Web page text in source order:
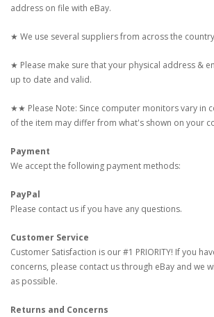
address on file with eBay.
★ We use several suppliers from across the
★ Please make sure that your physical address &
up to date and valid.
★★ Please Note: Since computer monitors vary in
of the item may differ from what's shown on your
Payment
We accept the following payment methods:
PayPal
Please contact us if you have any questions.
Customer Service
Customer Satisfaction is our #1 PRIORITY! If you
concerns, please contact us through eBay and we
as possible.
Returns and Concerns